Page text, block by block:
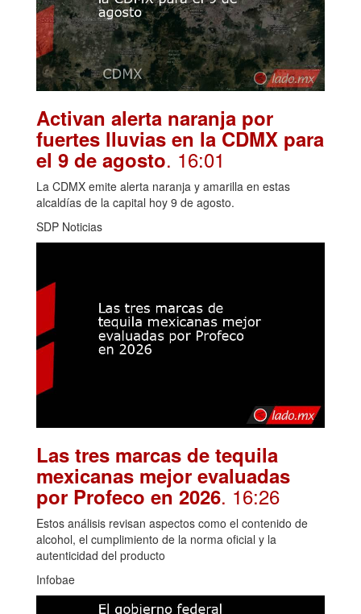
Activan alerta naranja por
fuertes lluvias en la CDMX para
el 9 de agosto. 16:01
La CDMX emite alerta naranja y amarilla en estas
alcaldías de la capital hoy 9 de agosto.
SDP Noticias
Las tres marcas de tequila
mexicanas mejor evaluadas
por Profeco en 2026. 16:26
Estos análisis revisan aspectos como el contenido de
alcohol, el cumplimiento de la norma oficial y la
autenticidad del producto
Infobae